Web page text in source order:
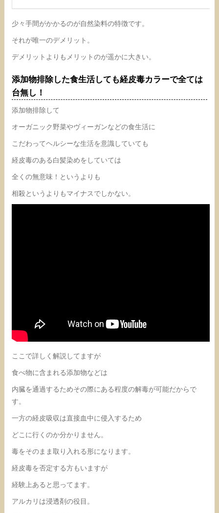
少々手間がかかるのが自然染料の特徴です。
それが唯一のデメリット。
デメリットよりもメリットのが遥かに大きい。
添加物排除した食生活しても経皮毒カラーで全ては
台無し！
添加物排除して
オーガニック野菜やヴィーガンなどの食生活に
こだわってヘルシーな生活を意識していても
経皮毒のある白髪染めをしていては
全くの無意味！というよりも
相殺というよりもマイナスでしかない。
ここで詳しく解説してますが
食べ物に含まれる添加物などは
内臓を通過するためその際にある程度の解毒が可能だからで
す。
一方の経皮吸収は直接血中に侵入するため
どこに行くのか分かりません。
毒をそのまま取り入れる形になります。
経皮毒を否定する方もいますが
経験上あると思ってます。
アルカリは浸透剤の役目。